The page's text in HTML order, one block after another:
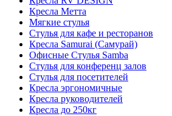
Кресла Метта
Мягкие стулья
Стулья для кафе и ресторанов
Кресла Samurai (Самурай)
Офисные Стулья Samba
Стулья для конференц залов
Стулья для посетителей
Кресла эргономичные
Кресла руководителей
Кресла до 250кг